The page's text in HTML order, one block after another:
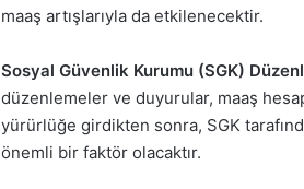
maaş artışlarıyla da etkilenecektir.
Sosyal Güvenlik Kurumu (SGK)
düzenlemeler ve duyurular, maaş
yürürlüğe girdikten sonra, SGK
önemli bir faktör olacaktır.